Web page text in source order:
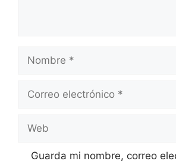
Nombre
Correo
Web
Guarda mi nombre, correo